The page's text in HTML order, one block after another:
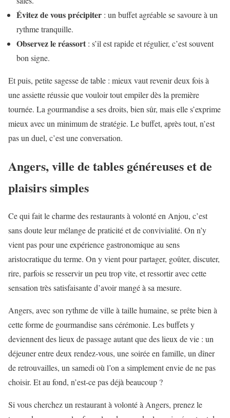
Évitez de vous précipiter : un buffet agréable se savoure à un
rythme tranquille.
Observez le réassort : s’il est rapide et régulier, c’est souvent
bon signe.
Et puis, petite sagesse de table : mieux vaut revenir deux fois à
une assiette réussie que vouloir tout empiler dès la première
tournée. La gourmandise a ses droits, bien sûr, mais elle s’exprime
mieux avec un minimum de stratégie. Le buffet, après tout, n’est
pas un duel, c’est une conversation.
Angers, ville de tables généreuses et de
plaisirs simples
Ce qui fait le charme des restaurants à volonté en Anjou, c’est
sans doute leur mélange de praticité et de convivialité. On n’y
vient pas pour une expérience gastronomique au sens
aristocratique du terme. On y vient pour partager, goûter, discuter,
rire, parfois se resservir un peu trop vite, et ressortir avec cette
sensation très satisfaisante d’avoir mangé à sa mesure.
Angers, avec son rythme de ville à taille humaine, se prête bien à
cette forme de gourmandise sans cérémonie. Les buffets y
deviennent des lieux de passage autant que des lieux de vie : un
déjeuner entre deux rendez-vous, une soirée en famille, un dîner
de retrouvailles, un samedi où l’on a simplement envie de ne pas
choisir. Et au fond, n’est-ce pas déjà beaucoup ?
Si vous cherchez un restaurant à volonté à Angers, prenez le